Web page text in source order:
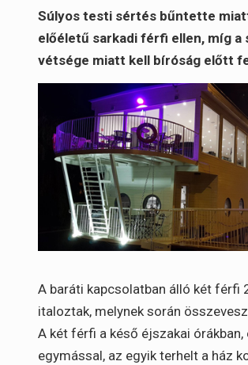
Súlyos testi sértés bűntette
előéletű sarkadi férfi ellen, míg
vétsége miatt kell bíróság előtt
A baráti kapcsolatban álló két férfi
italoztak, melynek során
A két férfi a késő éjszakai
egymással, az egyik terhelt a ház